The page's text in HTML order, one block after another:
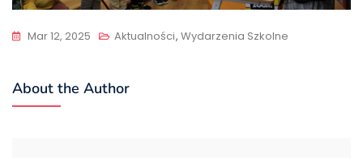
Mar 12, 2025 Aktualności, Wydarzenia Szkolne
About the Author